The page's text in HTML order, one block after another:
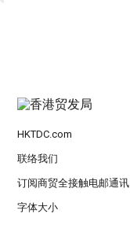
HKTDC.com
联络我们
订阅商贸全接触电邮通讯
字体大小